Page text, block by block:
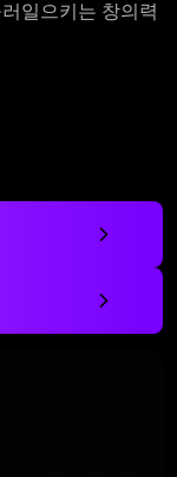
일으키는 창의력